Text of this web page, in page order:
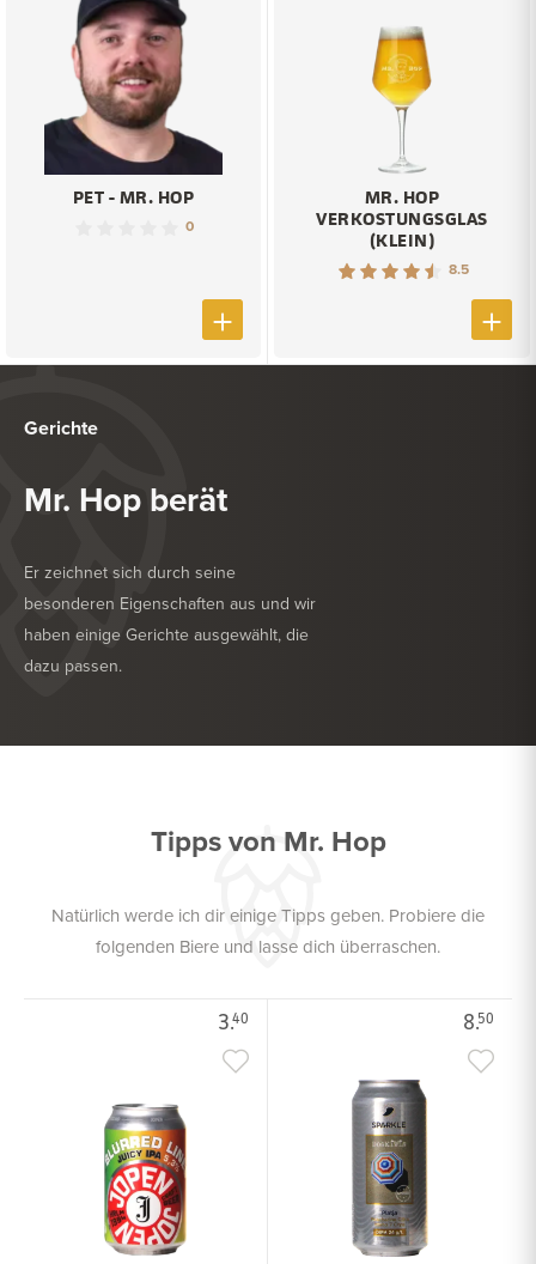
PET - MR. HOP
0
MR. HOP
VERKOSTUNGSGLAS
(KLEIN)
8.5
Gerichte
Mr. Hop berät
Er zeichnet sich durch seine
besonderen Eigenschaften aus und wir
haben einige Gerichte ausgewählt, die
dazu passen.
KÖSTLICH ZU
Tipps von Mr. Hop
Natürlich werde ich dir einige Tipps geben. Probiere die
folgenden Biere und lasse dich überraschen.
3.40 8.50